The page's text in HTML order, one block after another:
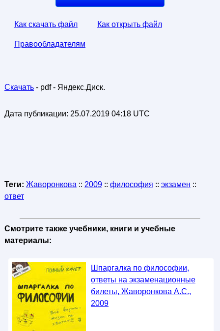
Как скачать файл Как открыть файл
Правообладателям
Скачать- pdf - Яндекс.Диск.
Дата публикации: 25.07.2019 04:18 UTC
Теги: Жаворонкова :: 2009:: философия :: экзамен ::
ответ
Смотрите также учебники, книги и учебные
материалы:
Шпаргалка по философии,
ответы на экзаменационные
билеты, Жаворонкова А.С.,
2009